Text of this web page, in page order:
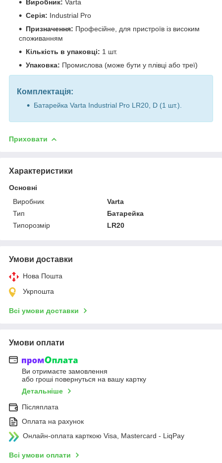
Виробник: Varta
Серія: Industrial Pro
Призначення: Професійне, для пристроїв із високим
споживанням
Кількість в упаковці: 1 шт.
Упаковка: Промислова (може бути у плівці або треї)
Комплектація:
Батарейка Varta Industrial Pro LR20, D (1 шт.).
Приховати
Характеристики
Основні
Виробник
Varta
Тип
Батарейка
Типорозмір
LR20
Умови доставки
Нова Пошта
Укрпошта
Всі умови доставки
Умови оплати
Ви отримаєте замовлення
або гроші повернуться на вашу картку
Детальніше
Післяплата
Оплата на рахунок
Онлайн-оплата карткою Visa, Mastercard - LiqPay
Всі умови оплати